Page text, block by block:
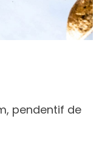
pendentif de